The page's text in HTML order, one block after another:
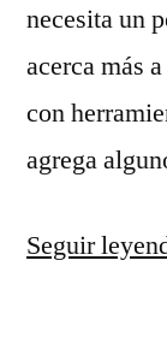
necesita un
acerca más
con
agrega
Seguir